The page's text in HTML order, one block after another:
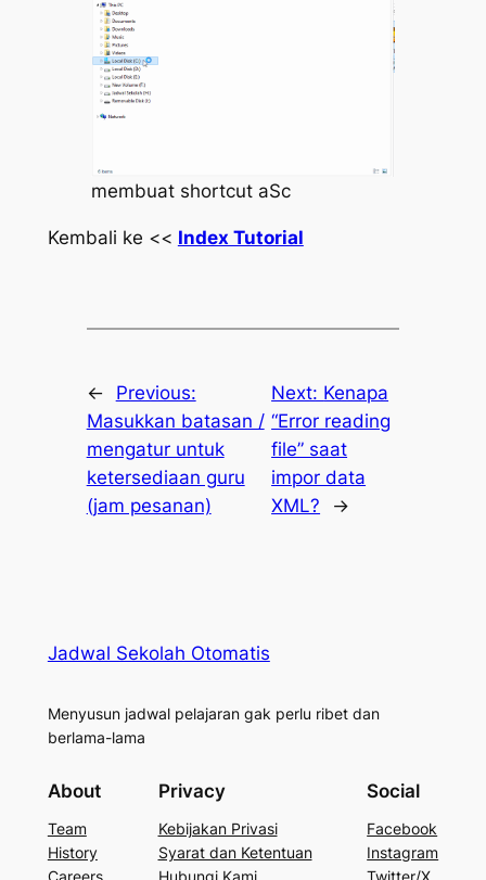
membuat shortcut aSc
Kembali ke << Index Tutorial
←
Previous:
Masukkan batasan /
mengatur untuk
ketersediaan guru
(jam pesanan)
Next: Kenapa
“Error reading
file” saat
impor data
XML?
→
Jadwal Sekolah Otomatis
Menyusun jadwal pelajaran gak perlu ribet dan
berlama-lama
About
Team
History
Careers
Privacy
Kebijakan Privasi
Syarat dan Ketentuan
Hubungi Kami
Social
Facebook
Instagram
Twitter/X